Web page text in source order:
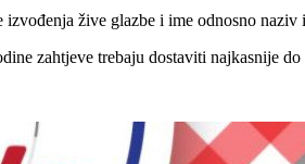
žive glazbe i ime odnosno naziv
zahtjeve trebaju dostaviti najkasnije